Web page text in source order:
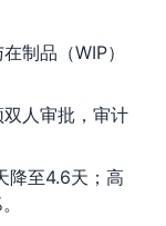
制品（WIP）
人审批，审计
降至4.6天；高